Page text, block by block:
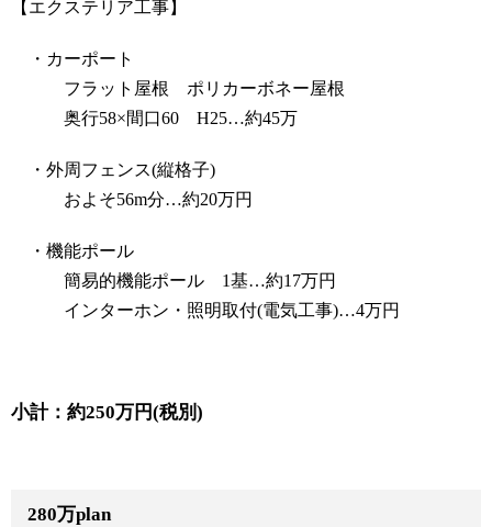
【エクステリア工事】
・カーポート
フラット屋根 ポリカーボネー屋根
奥行58×間口60 H25…約45万
・外周フェンス(縦格子)
およそ56m分…約20万円
・機能ポール
簡易的機能ポール 1基…約17万円
インターホン・照明取付(電気工事)…4万円
小計：約250万円(税別)
280万plan